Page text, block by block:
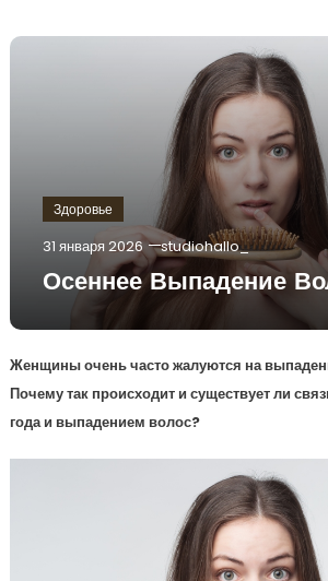
Здоровье
31 января 2026 studiohallo_
Осеннее Выпадение
Женщины очень часто жалуются на
Почему так происходит и существует ли
года и выпадением волос?